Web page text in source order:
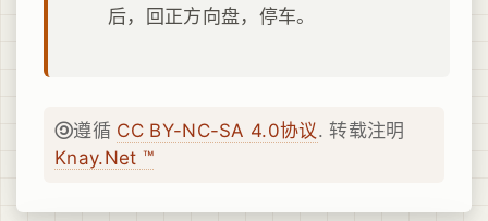
后，回正方向盘，停车。
遵循 CC BY-NC-SA 4.0协议. 转载注明
Knay.Net ™